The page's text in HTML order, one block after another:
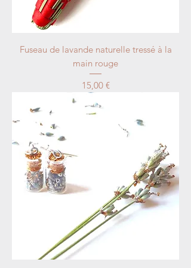
Fuseau de lavande naturelle tressé à la
main rouge
Price
15,00 €